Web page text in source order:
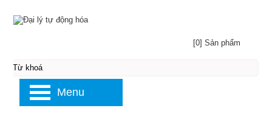
[0] Sản phẩm
Menu